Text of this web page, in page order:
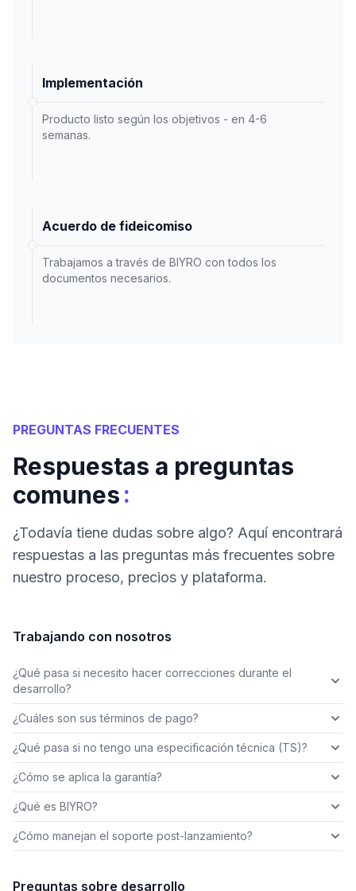
Implementación
Producto listo según los objetivos - en 4-6
semanas.
Acuerdo de fideicomiso
Trabajamos a través de BIYRO con todos los
documentos necesarios.
PREGUNTAS FRECUENTES
Respuestas a preguntas
comunes:
¿Todavía tiene dudas sobre algo? Aquí encontrará
respuestas a las preguntas más frecuentes sobre
nuestro proceso, precios y plataforma.
Trabajando con nosotros
¿Qué pasa si necesito hacer correcciones durante el
desarrollo?
¿Cuáles son sus términos de pago?
¿Qué pasa si no tengo una especificación técnica (TS)?
¿Cómo se aplica la garantía?
¿Qué es BIYRO?
¿Cómo manejan el soporte post-lanzamiento?
Preguntas sobre desarrollo